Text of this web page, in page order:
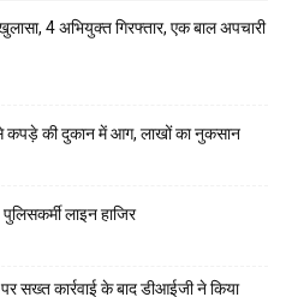
4 अभियुक्त गिरफ्तार, एक बाल अपचारी
कपड़े की दुकान में आग, लाखों का नुकसान
लाइन हाजिर
सख्त कार्रवाई के बाद डीआईजी ने किया